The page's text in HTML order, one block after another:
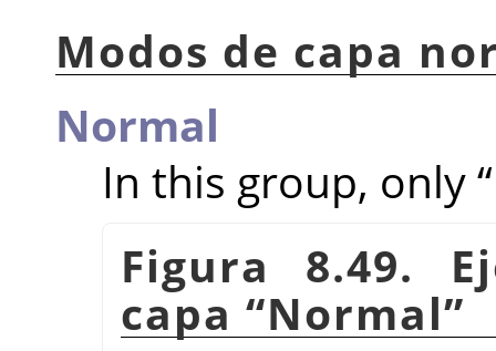
Modos de capa
Normal
In this group, only“
Figura 8.49.
capa “Normal”